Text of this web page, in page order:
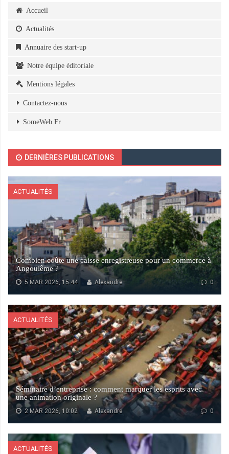
Accueil
Actualités
Annuaire des start-up
Notre équipe éditoriale
Mentions légales
Contactez-nous
SomeWeb.Fr
DERNIÈRES PUBLICATIONS
ACTUALITÉS
Combien coûte une caisse enregistreuse pour un commerce à
Angoulême ?
5 MAR 2026, 15:44 0
Alexandre
ACTUALITÉS
Séminaire d’entreprise : comment marquer les esprits avec
une animation originale ?
2 MAR 2026, 10:02 0
Alexandre
ACTUALITÉS